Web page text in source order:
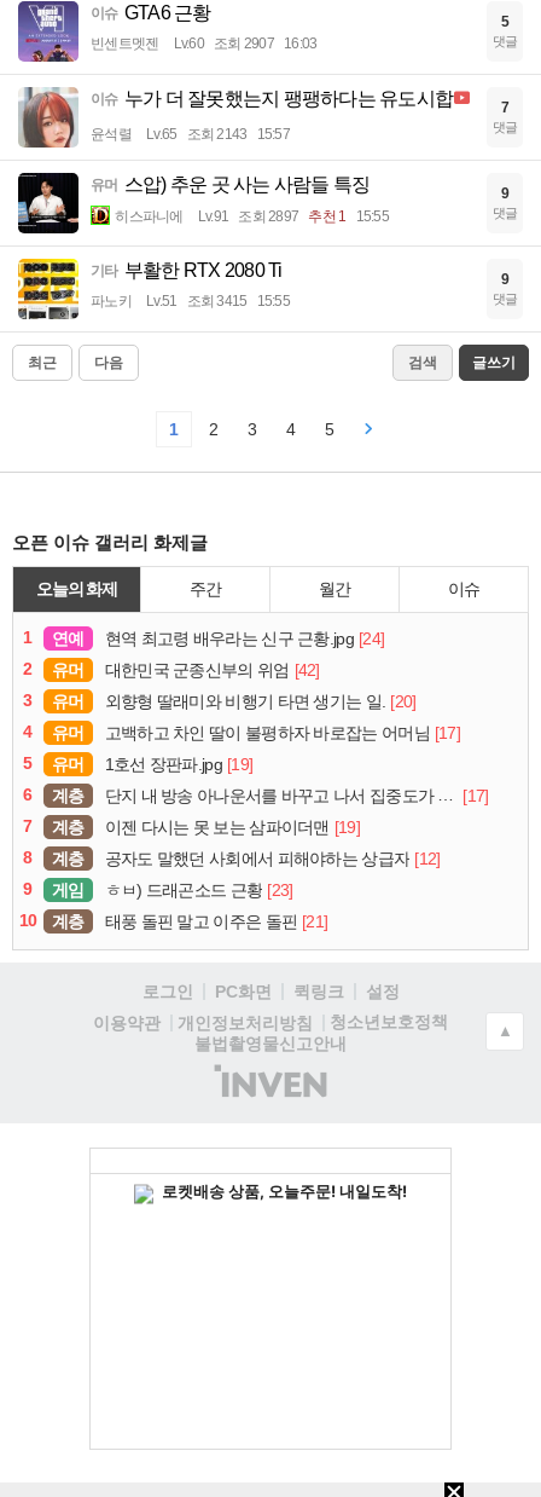
이슈 GTA6 근황
빈센트멧젠 Lv.60 조회 2907 16:03
5
댓글
이슈 누가 더 잘못했는지 팽팽하다는 유도시합
윤석렬 Lv.65 조회 2143 15:57
7
댓글
유머 스압) 추운 곳 사는 사람들 특징
히스파니에 Lv.91 조회 2897 추천 1 15:55
9
댓글
기타 부활한 RTX 2080 Ti
파노키 Lv.51 조회 3415 15:55
9
댓글
최근 다음 검색 글쓰기
1 2 3 4 5
오픈 이슈 갤러리 화제글
오늘의 화제 주간 월간 이슈
1 연예 현역 최고령 배우라는 신구 근황.jpg [24]
2
유머 대한민국 군종신부의 위엄 [42]
3
유머 외향형 딸래미와 비행기 타면 생기는 일. [20]
4
유머 고백하고 차인 딸이 불평하자 바로잡는 어머님 [17]
5
유머 1호선 장판파.jpg [19]
6
계층 단지 내 방송 아나운서를 바꾸고 나서 집중도가 확 올라갔다는 한 아파트의 안내방송
[17]
7
계층 이젠 다시는 못 보는 삼파이더맨 [19]
8
계층 공자도 말했던 사회에서 피해야하는 상급자 [12]
9
게임 ㅎㅂ) 드래곤소드 근황 [23]
10
계층 태풍 돌핀 말고 이주은 돌핀 [21]
로그인 PC화면 퀵링크
설정
이용약관
개인정보처리방침
청소년보호정책
불법촬영물신고안내
(주)
인
▲